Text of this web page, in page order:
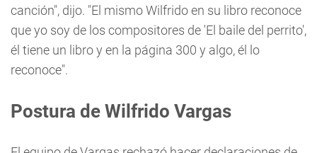
canción", dijo. "El mismo Wilfrido en su libro reconoce
que yo soy de los compositores de 'El baile del perrito',
él tiene un libro y en la página 300 y algo, él lo
reconoce".
Postura de Wilfrido Vargas